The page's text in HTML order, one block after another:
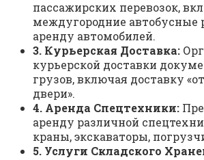
пассажирских перевозок,
междугородние автобусные
аренду автомобилей.
3. Курьерская Доставка:
курьерской доставки
грузов, включая доставку
двери».
4. Аренда Спецтехники:
аренду различной
краны, экскаваторы,
5. Услуги Складского